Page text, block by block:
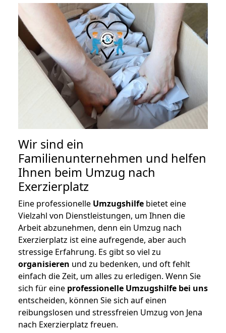
Wir sind ein
Familienunternehmen und helfen
Ihnen beim Umzug nach
Exerzierplatz
Eine professionelle Umzugshilfe bietet eine
Vielzahl von Dienstleistungen, um Ihnen die
Arbeit abzunehmen, denn ein Umzug nach
Exerzierplatz ist eine aufregende, aber auch
stressige Erfahrung. Es gibt so viel zu
organisieren und zu bedenken, und oft fehlt
einfach die Zeit, um alles zu erledigen. Wenn Sie
sich für eine professionelle Umzugshilfe bei uns
entscheiden, können Sie sich auf einen
reibungslosen und stressfreien Umzug von Jena
nach Exerzierplatz freuen.